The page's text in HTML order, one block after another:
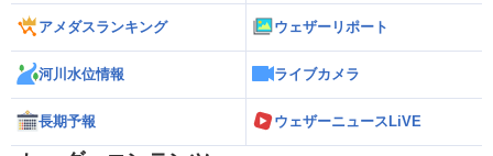
アメダスランキング ウェザーリポート
河川水位情報 ライブカメラ
長期予報 ウェザーニュースLiVE